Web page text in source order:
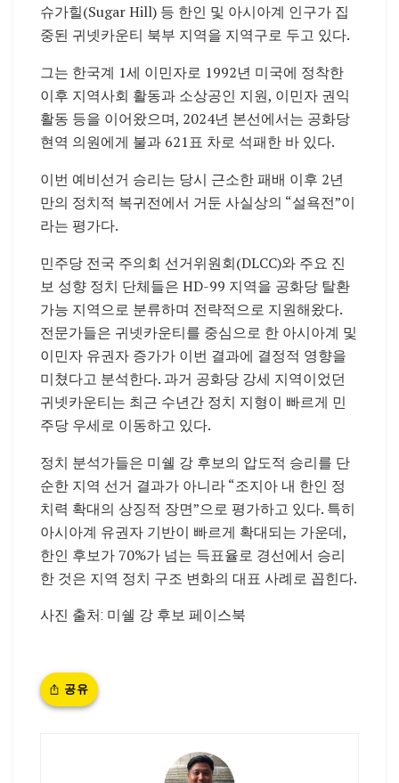
슈가힐(Sugar Hill) 등 한인 및 아시아계 인구가 집
중된 귀넷카운티 북부 지역을 지역구로 두고 있다.
그는 한국계 1세 이민자로 1992년 미국에 정착한
이후 지역사회 활동과 소상공인 지원, 이민자 권익
활동 등을 이어왔으며, 2024년 본선에서는 공화당
현역 의원에게 불과 621표 차로 석패한 바 있다.
이번 예비선거 승리는 당시 근소한 패배 이후 2년
만의 정치적 복귀전에서 거둔 사실상의 “설욕전”이
라는 평가다.
민주당 전국 주의회 선거위원회(DLCC)와 주요 진
보 성향 정치 단체들은 HD-99 지역을 공화당 탈환
가능 지역으로 분류하며 전략적으로 지원해왔다.
전문가들은 귀넷카운티를 중심으로 한 아시아계 및
이민자 유권자 증가가 이번 결과에 결정적 영향을
미쳤다고 분석한다. 과거 공화당 강세 지역이었던
귀넷카운티는 최근 수년간 정치 지형이 빠르게 민
주당 우세로 이동하고 있다.
정치 분석가들은 미쉘 강 후보의 압도적 승리를 단
순한 지역 선거 결과가 아니라 “조지아 내 한인 정
치력 확대의 상징적 장면”으로 평가하고 있다. 특히
아시아계 유권자 기반이 빠르게 확대되는 가운데,
한인 후보가 70%가 넘는 득표율로 경선에서 승리
한 것은 지역 정치 구조 변화의 대표 사례로 꼽힌다.
사진 출처: 미쉘 강 후보 페이스북
공유